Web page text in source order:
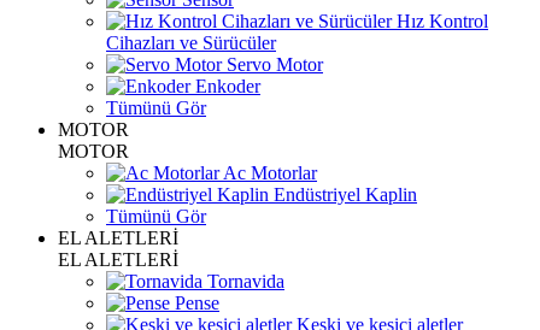
Hız Kontrol
Cihazları ve Sürücüler
Servo Motor
Enkoder
Tümünü Gör
MOTOR
MOTOR
Ac Motorlar
Endüstriyel Kaplin
Tümünü Gör
EL ALETLERİ
EL ALETLERİ
Tornavida
Pense
Keski ve kesici aletler